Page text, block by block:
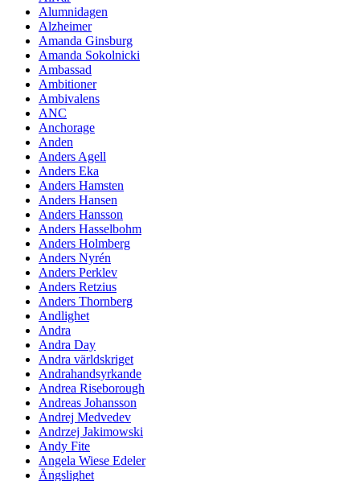
Alumnidagen
Alzheimer
Amanda Ginsburg
Amanda Sokolnicki
Ambassad
Ambitioner
Ambivalens
ANC
Anchorage
Anden
Anders Agell
Anders Eka
Anders Hamsten
Anders Hansen
Anders Hansson
Anders Hasselbohm
Anders Holmberg
Anders Nyrén
Anders Perklev
Anders Retzius
Anders Thornberg
Andlighet
Andra
Andra Day
Andra världskriget
Andrahandsyrkande
Andrea Riseborough
Andreas Johansson
Andrej Medvedev
Andrzej Jakimowski
Andy Fite
Angela Wiese Edeler
Ängslighet